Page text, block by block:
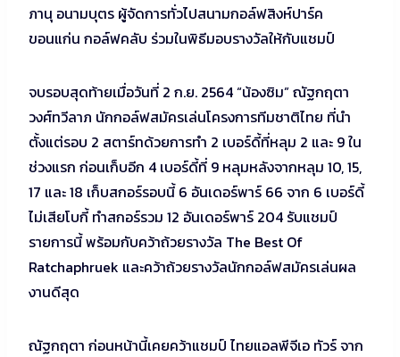
ภานุ อนามบุตร ผู้จัดการทั่วไปสนามกอล์ฟสิงห์ปาร์ค
ขอนแก่น กอล์ฟคลับ ร่วมในพิธีมอบรางวัลให้กับแชมป์
จบรอบสุดท้ายเมื่อวันที่ 2 ก.ย. 2564 “น้องซิม” ณัฐกฤตา
วงศ์ทวีลาภ นักกอล์ฟสมัครเล่นโครงการทีมชาติไทย ที่นำ
ตั้งแต่รอบ 2 สตาร์ทด้วยการทำ 2 เบอร์ดี้ที่หลุม 2 และ 9 ใน
ช่วงแรก ก่อนเก็บอีก 4 เบอร์ดี้ที่ 9 หลุมหลังจากหลุม 10, 15,
17 และ 18 เก็บสกอร์รอบนี้ 6 อันเดอร์พาร์ 66 จาก 6 เบอร์ดี้
ไม่เสียโบกี้ ทำสกอร์รวม 12 อันเดอร์พาร์ 204 รับแชมป์
รายการนี้ พร้อมกับคว้าถ้วยรางวัล The Best Of
Ratchaphruek และคว้าถ้วยรางวัลนักกอล์ฟสมัครเล่นผล
งานดีสุด
ณัฐกฤตา ก่อนหน้านี้เคยคว้าแชมป์ ไทยแอลพีจีเอ ทัวร์ จาก